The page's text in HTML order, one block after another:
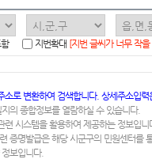
지번확대 [지번 글씨가 너무 작
소로 변환하여 검색합니다. 상세주소입
의 종합정보를 열람하실 수 있습니다.
련 시스템을 활용하여 제공하는 정보입니
증명발급은 해당 시군구의 민원센터를
보입니다.